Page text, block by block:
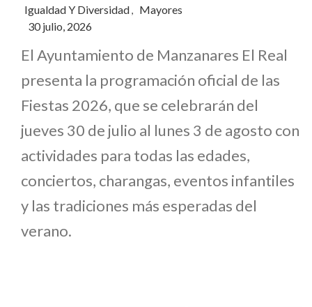
Igualdad Y Diversidad, Mayores
30 julio, 2026
El Ayuntamiento de Manzanares El Real
presenta la programación oficial de las
Fiestas 2026, que se celebrarán del
jueves 30 de julio al lunes 3 de agosto con
actividades para todas las edades,
conciertos, charangas, eventos infantiles
y las tradiciones más esperadas del
verano.